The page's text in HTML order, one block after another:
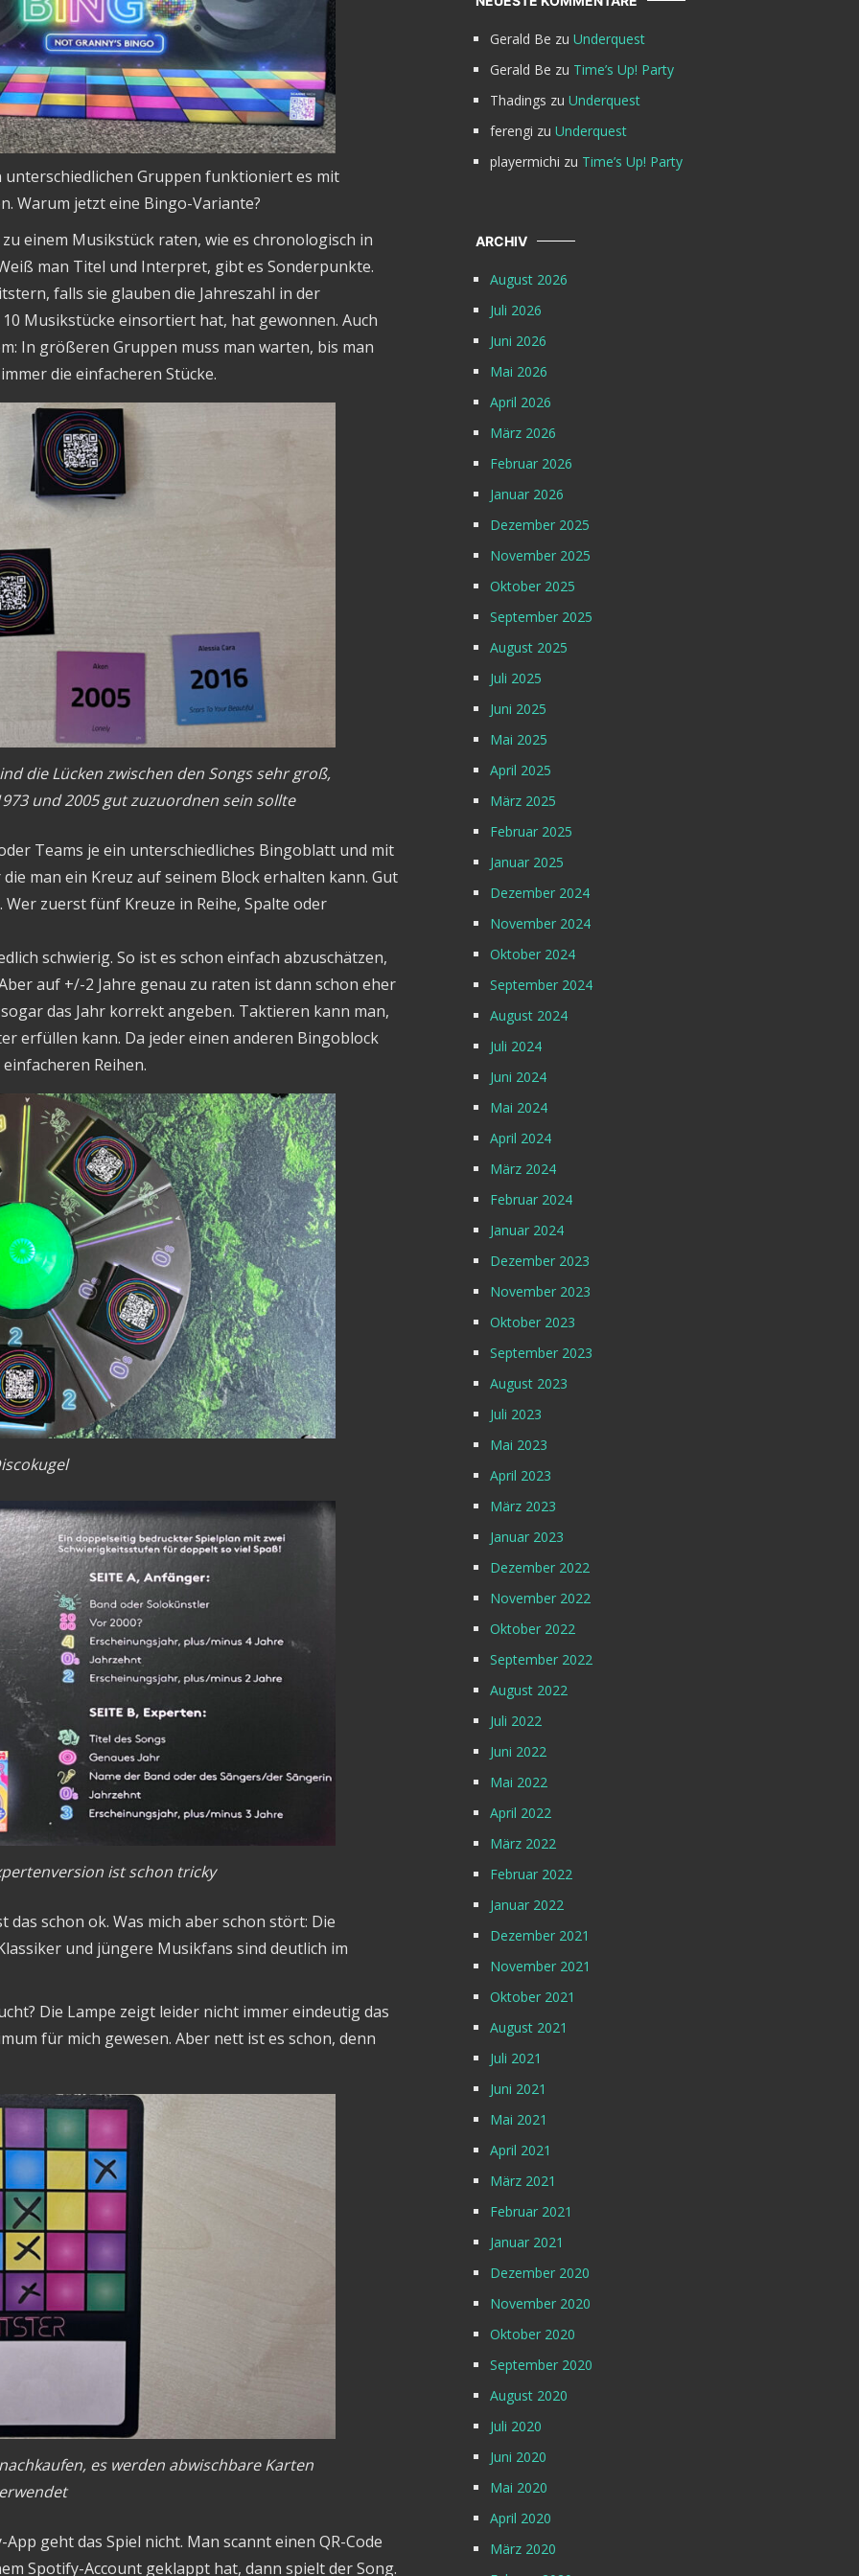
Gruppen funktioniert es mit
Warum jetzt eine Bingo-Variante?
einem Musikstück raten, wie es chronologisch in
man Titel und Interpret, gibt es Sonderpunkte.
falls sie glauben die Jahreszahl in der
Musikstücke einsortiert hat, hat gewonnen. Auch
In größeren Gruppen muss man warten, bis man
die einfacheren Stücke.
die Lücken zwischen den Songs sehr groß,
und 2005 gut zuzuordnen sein sollte
Teams je ein unterschiedliches Bingoblatt und mit
man ein Kreuz auf seinem Block erhalten kann. Gut
zuerst fünf Kreuze in Reihe, Spalte oder
schwierig. So ist es schon einfach abzuschätzen,
auf +/-2 Jahre genau zu raten ist dann schon eher
das Jahr korrekt angeben. Taktieren kann man,
erfüllen kann. Da jeder einen anderen Bingoblock
Reihen.
ist schon tricky
schon ok. Was mich aber schon stört: Die
und jüngere Musikfans sind deutlich im
Die Lampe zeigt leider nicht immer eindeutig das
für mich gewesen. Aber nett ist es schon, denn
es werden abwischbare Karten
geht das Spiel nicht. Man scannt einen QR-Code
Spotify-Account geklappt hat, dann spielt der Song.
Gerald Be zu Underquest
Gerald Be zu Time’s Up! Party
Thadings zu Underquest
ferengi zu Underquest
playermichi zu Time’s Up! Party
ARCHIV
August 2026
Juli 2026
Juni 2026
Mai 2026
April 2026
März 2026
Februar 2026
Januar 2026
Dezember 2025
November 2025
Oktober 2025
September 2025
August 2025
Juli 2025
Juni 2025
Mai 2025
April 2025
März 2025
Februar 2025
Januar 2025
Dezember 2024
November 2024
Oktober 2024
September 2024
August 2024
Juli 2024
Juni 2024
Mai 2024
April 2024
März 2024
Februar 2024
Januar 2024
Dezember 2023
November 2023
Oktober 2023
September 2023
August 2023
Juli 2023
Mai 2023
April 2023
März 2023
Januar 2023
Dezember 2022
November 2022
Oktober 2022
September 2022
August 2022
Juli 2022
Juni 2022
Mai 2022
April 2022
März 2022
Februar 2022
Januar 2022
Dezember 2021
November 2021
Oktober 2021
August 2021
Juli 2021
Juni 2021
Mai 2021
April 2021
März 2021
Februar 2021
Januar 2021
Dezember 2020
November 2020
Oktober 2020
September 2020
August 2020
Juli 2020
Juni 2020
Mai 2020
April 2020
März 2020